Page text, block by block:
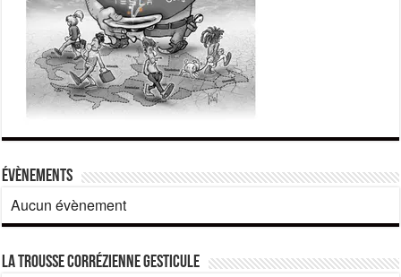
Évènements
Aucun évènement
La Trousse corrézienne gesticule